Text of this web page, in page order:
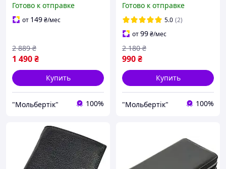
портмоне на молнии
универсальный кошелек-
Готово к отправке
от 149₴/мес
1 490₴
2 889 ₴
Купить
"Мольбертік" 100%
магните Marco Coverna
MC-1286
Готово к отправке
5.0 (2)
от99₴/мес
990₴
2 180 ₴
Купить
"Мольбертік" 100%